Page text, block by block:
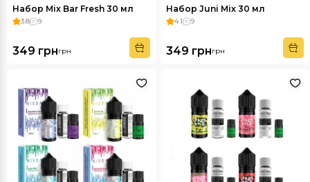
Набор Mix Bar Fresh 30 мл
3.8 9
349 грнгрн
Набор Juni Mix 30 мл
4.1 9
349 грнгрн